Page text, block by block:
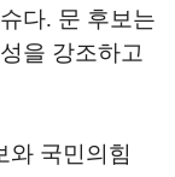
다. 문 후보는
을 강조하고
와 국민의힘